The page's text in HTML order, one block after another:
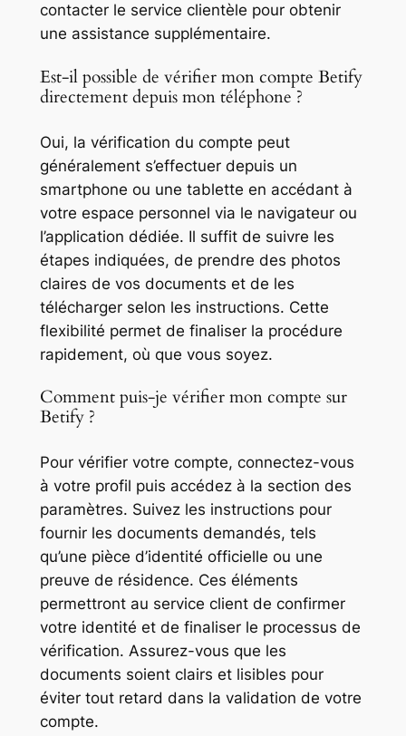
contacter le service clientèle pour obtenir
une assistance supplémentaire.
Est-il possible de vérifier mon compte Betify
directement depuis mon téléphone ?
Oui, la vérification du compte peut
généralement s’effectuer depuis un
smartphone ou une tablette en accédant à
votre espace personnel via le navigateur ou
l’application dédiée. Il suffit de suivre les
étapes indiquées, de prendre des photos
claires de vos documents et de les
télécharger selon les instructions. Cette
flexibilité permet de finaliser la procédure
rapidement, où que vous soyez.
Comment puis-je vérifier mon compte sur
Betify ?
Pour vérifier votre compte, connectez-vous
à votre profil puis accédez à la section des
paramètres. Suivez les instructions pour
fournir les documents demandés, tels
qu’une pièce d’identité officielle ou une
preuve de résidence. Ces éléments
permettront au service client de confirmer
votre identité et de finaliser le processus de
vérification. Assurez-vous que les
documents soient clairs et lisibles pour
éviter tout retard dans la validation de votre
compte.